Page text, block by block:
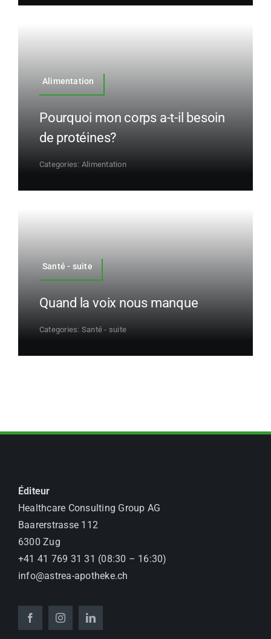
Alimentation
Pourquoi mon corps a-t-il besoin
de protéines?
Categories: Alimentation
Santé - suite
Quand la voix nous manque
Categories: Santé - suite
Éditeur
Healthcare Consulting Group AG
Baarerstrasse 112
6300 Zug
+41 41 769 31 31 (08:30 – 16:30)
info@astrea-apotheke.ch